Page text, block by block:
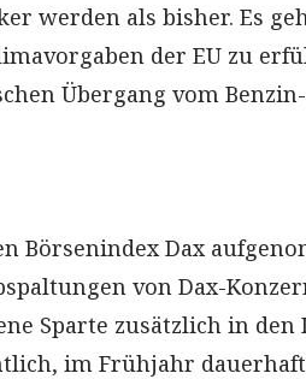
werden als bisher. Es
der EU zu
Übergang vom
Börsenindex Dax
von Dax-
Sparte zusätzlich in den
im Frühjahr